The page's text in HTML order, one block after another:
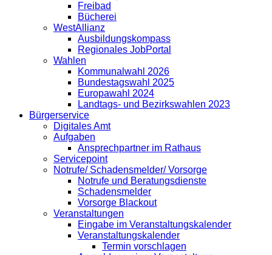
Freibad
Bücherei
WestAllianz
Ausbildungskompass
Regionales JobPortal
Wahlen
Kommunalwahl 2026
Bundestagswahl 2025
Europawahl 2024
Landtags- und Bezirkswahlen 2023
Bürgerservice
Digitales Amt
Aufgaben
Ansprechpartner im Rathaus
Servicepoint
Notrufe/ Schadensmelder/ Vorsorge
Notrufe und Beratungsdienste
Schadensmelder
Vorsorge Blackout
Veranstaltungen
Eingabe im Veranstaltungskalender
Veranstaltungskalender
Termin vorschlagen